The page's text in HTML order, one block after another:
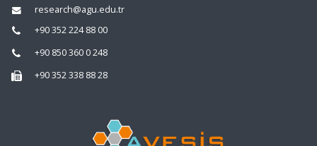
research@agu.edu.tr
+90 352 224 88 00
+90 850 360 0 248
+90 352 338 88 28